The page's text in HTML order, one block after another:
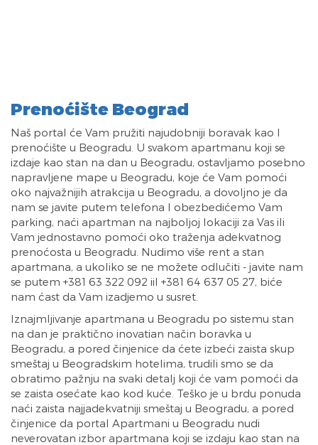
Prenoćište Beograd
Naš portal će Vam pružiti najudobniji boravak kao I
prenoćište u Beogradu. U svakom apartmanu koji se
izdaje kao stan na dan u Beogradu, ostavljamo posebno
napravljene mape u Beogradu, koje će Vam pomoći
oko najvažnijih atrakcija u Beogradu, a dovoljno je da
nam se javite putem telefona I obezbedićemo Vam
parking, naći apartman na najboljoj lokaciji za Vas ili
Vam jednostavno pomoći oko traženja adekvatnog
prenoćosta u Beogradu. Nudimo više rent a stan
apartmana, a ukoliko se ne možete odlučiti - javite nam
se putem +381 63 322 092 iil +381 64 637 05 27, biće
nam ćast da Vam izadjemo u susret.
Iznajmljivanje apartmana u Beogradu po sistemu stan
na dan je praktično inovatian način boravka u
Beogradu, a pored činjenice da ćete izbeći zaista skup
smeštaj u Beogradskim hotelima, trudili smo se da
obratimo pažnju na svaki detalj koji će vam pomoći da
se zaista osećate kao kod kuće. Teško je u brdu ponuda
naći zaista najjadekvatniji smeštaj u Beogradu, a pored
činjenice da portal Apartmani u Beogradu nudi
neverovatan izbor apartmana koji se izdaju kao stan na